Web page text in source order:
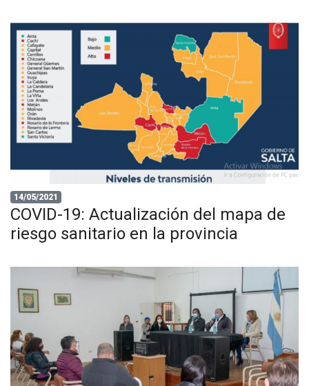
14/05/2021
COVID-19: Actualización del mapa de
riesgo sanitario en la provincia